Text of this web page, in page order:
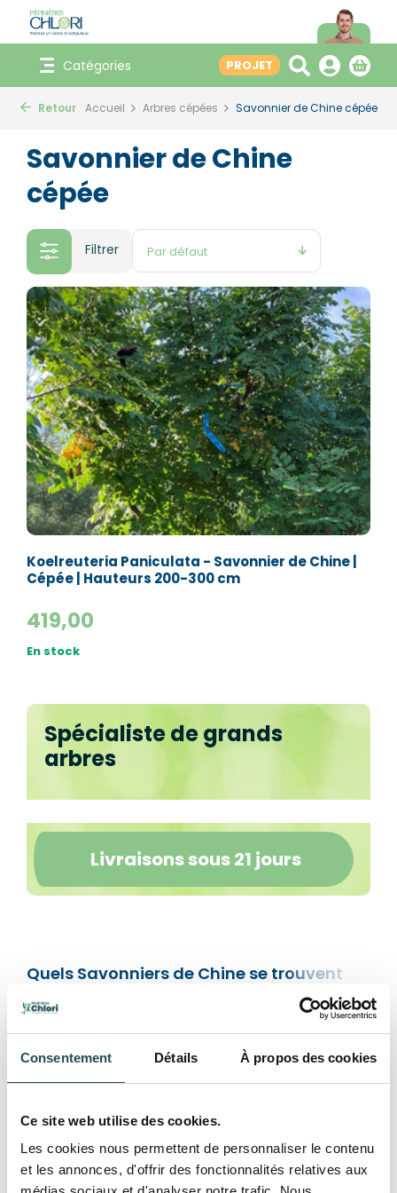
Consentement Détails À propos des cookies
Ce site web utilise des cookies.
Les cookies nous permettent de personnaliser le contenu
et les annonces, d'offrir des fonctionnalités relatives aux
Catégories PROJET
Retour Accueil Arbres cépées Savonnier de Chine cépée
Savonnier de Chine
cépée
Filtrer
Koelreuteria Paniculata - Savonnier de Chine |
Cépée | Hauteurs 200-300 cm
419,00
En stock
Spécialiste de grands
arbres
Livraisons sous 21 jours
Quels Savonniers de Chine se trouvent
Dans la gamme vous trouverez le savonnier cépée
mais aussi l'arbre fastigié et haute tige.
L’arbre Koelreuteria en cépee adulte atteindra une
hauteur entre 5 et 8 mètres.
Quelles sont les apparences et du